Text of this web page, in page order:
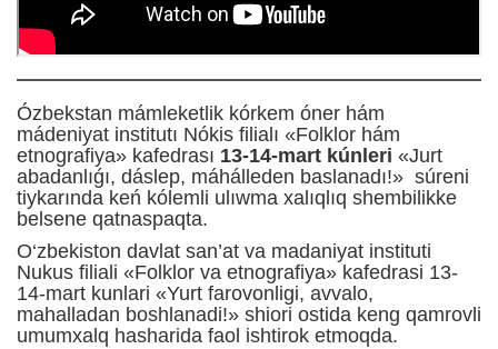
Ózbekstan mámleketlik kórkem óner hám
mádeniyat institutı Nókis filialı «Folklor hám
etnografiya» kafedrası 13-14-mart kúnleri «Jurt
abadanlıǵı, dáslep, máhálleden baslanadı!» súreni
tiykarında keń kólemli ulıwma xalıqlıq shembilikke
belsene qatnaspaqta.
O‘zbekiston davlat san’at va madaniyat instituti
Nukus filiali «Folklor va etnografiya» kafedrasi 13-
14-mart kunlari «Yurt farovonligi, avvalo,
mahalladan boshlanadi!» shiori ostida keng qamrovli
umumxalq hasharida faol ishtirok etmoqda.